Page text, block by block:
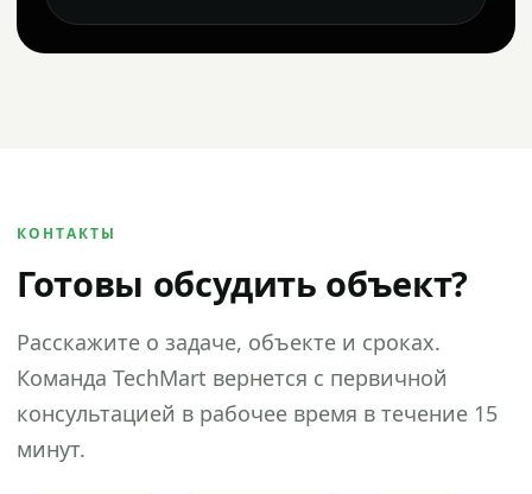
КОНТАКТЫ
Готовы обсудить объект?
Расскажите о задаче, объекте и сроках.
Команда TechMart вернется с первичной
консультацией в рабочее время в течение 15
минут.